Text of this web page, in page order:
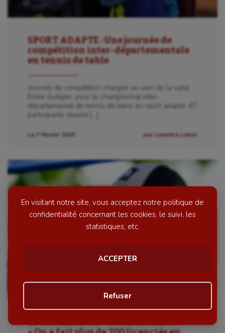
En visitant notre site, vous acceptez notre politique de
confidentialité concernant les cookies, le suivi, les
statistiques, etc.
ACCEPTER
Refuser
SPORT ADAPTE : Une journée de
compétition inter-départementale
en tennis de table
Journée de compétition chargée au sein de la salle
Emile Guégan, pour le championnat inter-
départemental de tennis de table en sport adapté. 67
participants étaient […]
Le 7 février 2025 par Leandre Leber